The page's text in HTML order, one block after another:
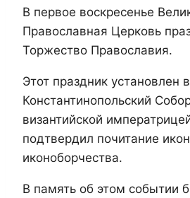
В первое воскресенье
Православная Церковь
Торжество Православия.
Этот праздник установлен
Константинопольский
византийской
подтвердил почитание
иконоборчества.
В память об этом событии